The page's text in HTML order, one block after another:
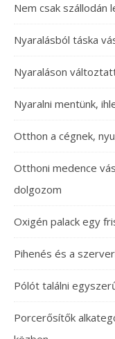
Nem csak szállodán
Nyaralásból táska
Nyaraláson
Nyaralni mentünk,
Otthon a cégnek,
Otthoni medence
dolgozom
Oxigén palack egy
Pihenés és a
Pólót találni
Porcerősítők